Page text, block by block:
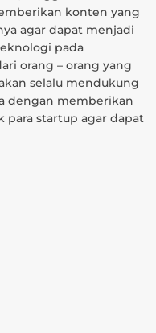
konten yang
agar dapat menjadi
pada
orang – orang yang
selalu mendukung
dengan memberikan
para startup agar dapat